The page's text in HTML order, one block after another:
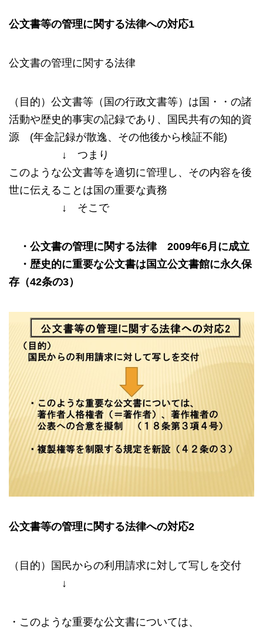
公文書等の管理に関する法律への対応1
公文書の管理に関する法律
（目的）公文書等（国の行政文書等）は国・・の諸
活動や歴史的事実の記録であり、国民共有の知的資
源 (年金記録が散逸、その他後から検証不能)
↓ つまり
このような公文書等を適切に管理し、その内容を後
世に伝えることは国の重要な責務
↓ そこで
・公文書の管理に関する法律 2009年6月に成立
・歴史的に重要な公文書は国立公文書館に永久保
存 （42条の3）
公文書等の管理に関する法律への対応2
（目的）国民からの利用請求に対して写しを交付
↓
・このような重要な公文書については、